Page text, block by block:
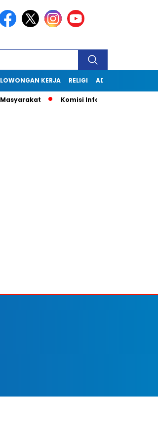
LOWONGAN KERJA RELIGI ADVERTORIAL
Komisi Informasi Jabar